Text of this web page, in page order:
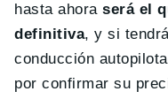
hasta ahoraserá el
definitiva, y si
conducción
por confirmar su